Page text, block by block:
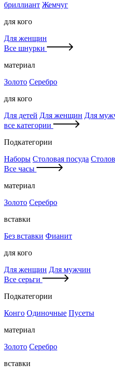
бриллиант Жемчуг
для кого
Для женщин
Все шнурки
материал
Золото Серебро
для кого
Для детей Для женщин Для
все категории
Подкатегории
Наборы Столовая посуда
Все часы
материал
Золото Серебро
вставки
Без вставки Фианит
для кого
Для женщин Для мужчин
Все серьги
Подкатегории
Конго Одиночные Пусеты
материал
Золото Серебро
вставки